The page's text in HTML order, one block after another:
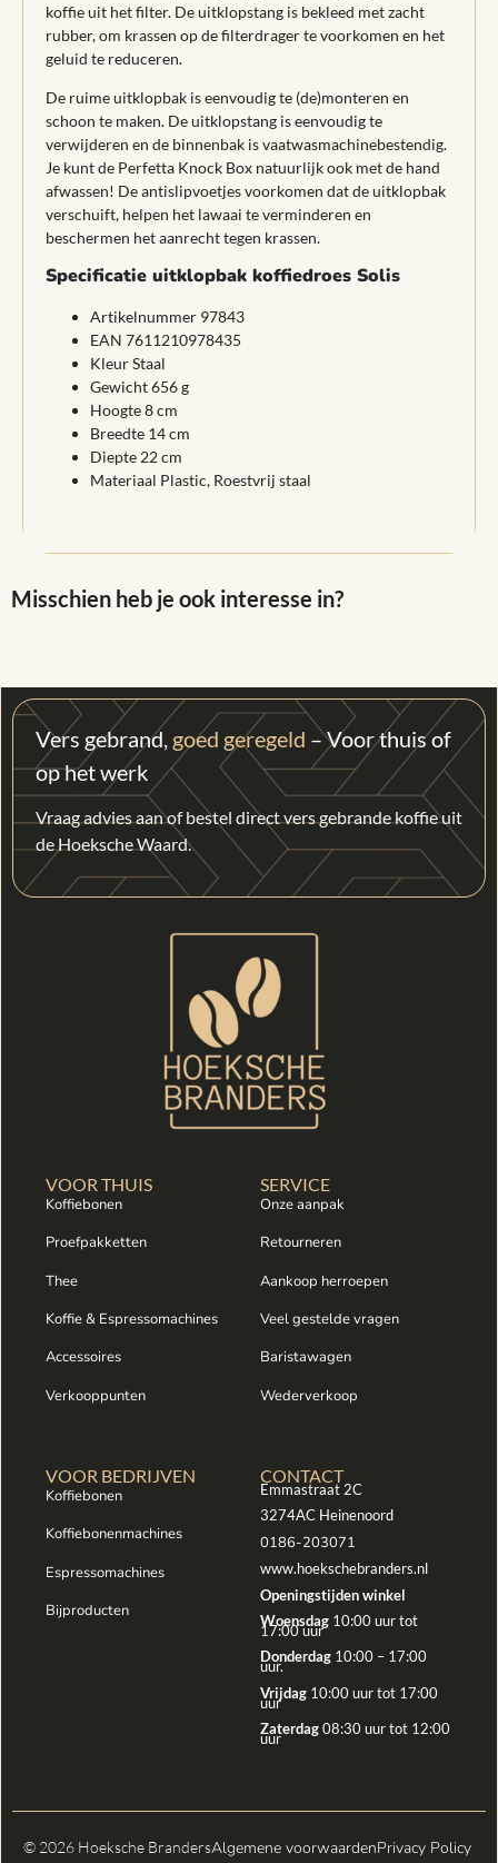
koffie uit het filter. De uitklopstang is bekleed met zacht
rubber, om krassen op de filterdrager te voorkomen en het
geluid te reduceren.
De ruime uitklopbak is eenvoudig te (de)monteren en
schoon te maken. De uitklopstang is eenvoudig te
verwijderen en de binnenbak is vaatwasmachinebestendig.
Je kunt de Perfetta Knock Box natuurlijk ook met de hand
afwassen! De antislipvoetjes voorkomen dat de uitklopbak
verschuift, helpen het lawaai te verminderen en
beschermen het aanrecht tegen krassen.
Specificatie uitklopbak koffiedroes Solis
Artikelnummer 97843
EAN 7611210978435
Kleur Staal
Gewicht 656 g
Hoogte 8 cm
Breedte 14 cm
Diepte 22 cm
Materiaal Plastic, Roestvrij staal
Misschien heb je ook interesse in?
Vers gebrand, goed geregeld – Voor thuis of
op het werk
Vraag advies aan of bestel direct vers gebrande koffie uit
de Hoeksche Waard.
VOOR THUIS
Koffiebonen
Proefpakketten
Thee
Koffie & Espressomachines
Accessoires
Verkooppunten
SERVICE
Onze aanpak
Retourneren
Aankoop herroepen
Veel gestelde vragen
Baristawagen
Wederverkoop
VOOR BEDRIJVEN
Koffiebonen
Koffiebonenmachines
Espressomachines
Bijproducten
CONTACT
Emmastraat 2C
3274AC Heinenoord
0186-203071
www.hoekschebranders.nl
Openingstijden winkel
Woensdag 10:00 uur tot
17:00 uur
Donderdag 10:00 – 17:00
uur.
Vrijdag 10:00 uur tot 17:00
uur
Zaterdag08:30 uur tot 12:00
uur
© 2026 Hoeksche BrandersAlgemene voorwaardenPrivacy Policy